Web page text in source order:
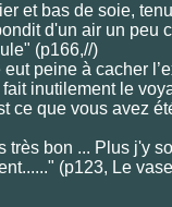
et bas de soie,
d'un air un peu
(p166,//)
peine à cacher
inutilement le
ce que vous avez
très bon ... Plus j'y
(p123, Le